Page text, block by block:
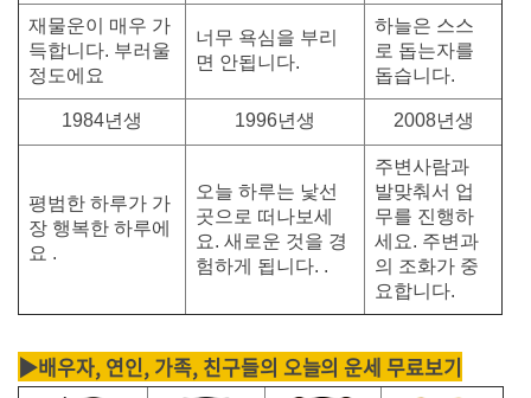
재물운이 매우 가
득합니다. 부러울
정도에요
너무 욕심을 부리
면 안됩니다.
하늘은 스스
로 돕는자를
돕습니다.
1984년생 1996년생 2008년생
평범한 하루가 가
장 행복한 하루에
요 .
오늘 하루는 낯선
곳으로 떠나보세
요. 새로운 것을 경
험하게 됩니다. .
주변사람과
발맞춰서 업
무를 진행하
세요. 주변과
의 조화가 중
요합니다.
▶배우자, 연인, 가족, 친구들의 오늘의 운세 무료보기